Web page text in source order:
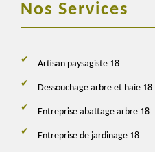
Nos Services
Artisan paysagiste 18
Dessouchage arbre et haie 18
Entreprise abattage arbre 18
Entreprise de jardinage 18